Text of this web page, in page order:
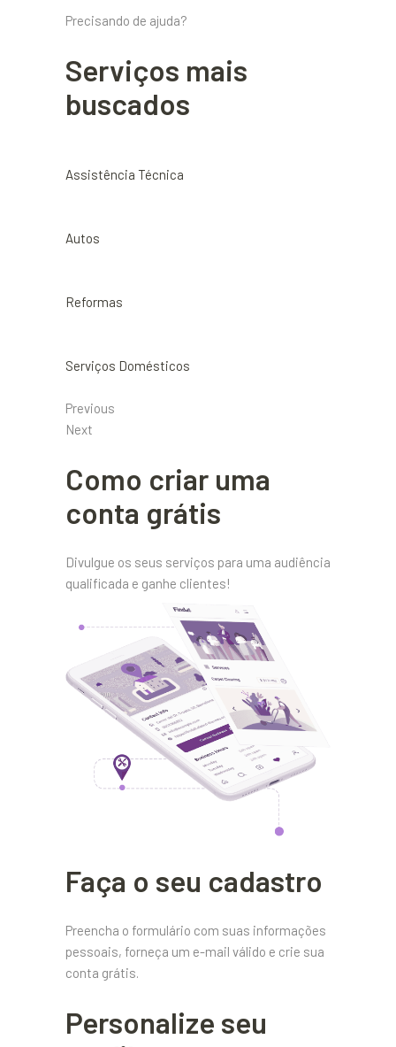
Precisando de ajuda?
Serviços mais
buscados
Assistência Técnica
Autos
Reformas
Serviços Domésticos
Previous
Next
Como criar uma
conta grátis
Divulgue os seus serviços para uma audiência
qualificada e ganhe clientes!
Faça o seu cadastro
Preencha o formulário com suas informações
pessoais, forneça um e-mail válido e crie sua
conta grátis.
Personalize seu